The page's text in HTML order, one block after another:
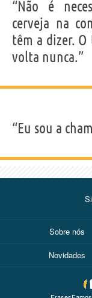
“Não é
cerveja na
têm a dizer.
volta nunca.”
“Eu sou a
Sobre nós
Novidades